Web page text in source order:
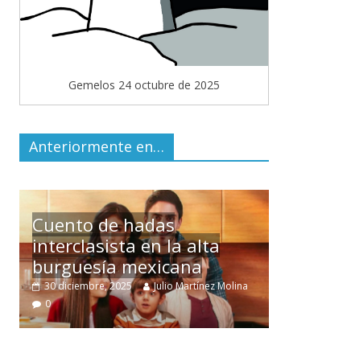
Gemelos 24 octubre de 2025
Anteriormente en…
Un hombre entre dos
mundos
15 mayo, 2026 Julio Martínez Molina 0